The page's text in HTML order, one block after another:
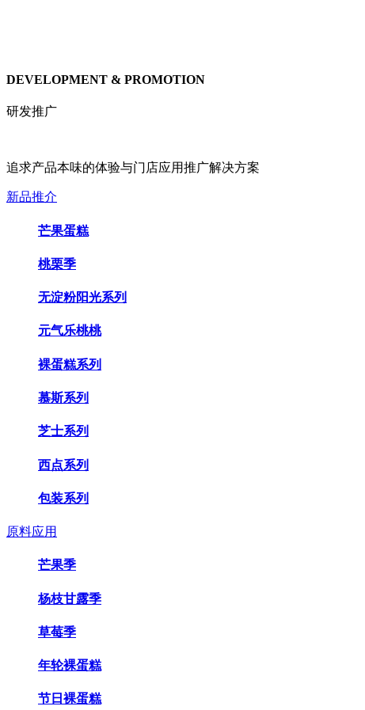
DEVELOPMENT & PROMOTION
研发推广
追求产品本味的体验与门店应用推广解决方案
新品推介
芒果蛋糕
桃栗季
无淀粉阳光系列
元气乐桃桃
裸蛋糕系列
慕斯系列
芝士系列
西点系列
包装系列
原料应用
芒果季
杨枝甘露季
草莓季
年轮裸蛋糕
节日裸蛋糕